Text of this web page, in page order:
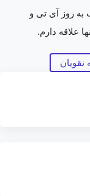
روز آی تی و
دارم.